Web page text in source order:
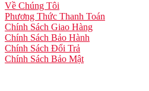
Về Chúng Tôi
Phương Thức Thanh Toán
Chính Sách Giao Hàng
Chính Sách Bảo Hành
Chính Sách Đổi Trả
Chính Sách Bảo Mật